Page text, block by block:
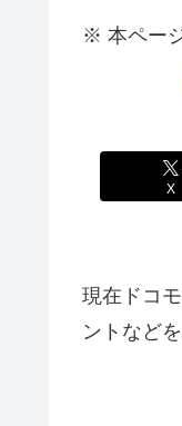
※ 本ペー
X
現在ドコ
ントなどを